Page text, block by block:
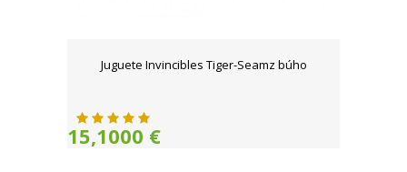
Juguete Invincibles Tiger-Seamz búho
15,1000 €